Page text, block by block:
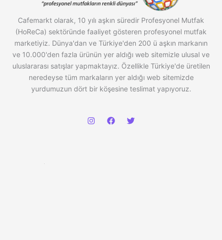
Cafemarkt olarak, 10 yılı aşkın süredir Profesyonel Mutfak
(HoReCa) sektöründe faaliyet gösteren profesyonel mutfak
marketiyiz. Dünya'dan ve Türkiye'den 200 ü aşkın markanın
ve 10.000'den fazla ürünün yer aldığı web sitemizle ulusal ve
uluslararası satışlar yapmaktayız. Özellikle Türkiye'de üretilen
neredeyse tüm markaların yer aldığı web sitemizde
yurdumuzun dört bir köşesine teslimat yapıyoruz.